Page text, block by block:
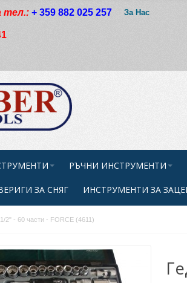
тел.: + 359 882 025 257 За Нас
РЪЧНИ ИНСТРУМЕНТИ
ЗА СНЯГ ИНСТРУМЕНТИ ЗА
2" - 60 части - FORCE (4611)